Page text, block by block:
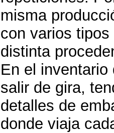
misma
con varios
distinta
En el
salir de gira,
detalles de
donde viaja